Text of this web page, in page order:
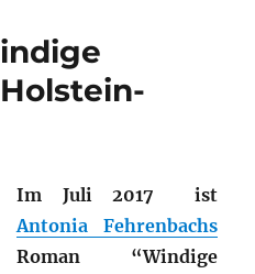
Im Juli 2017 ist
Antonia Fehrenbachs
Roman “Windige